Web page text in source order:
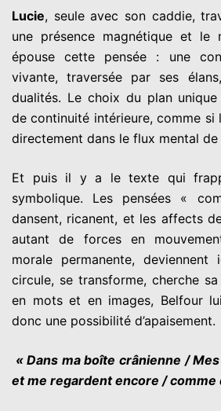
Lucie, seule avec son caddie,
une présence magnétique et le
épouse cette pensée : une
vivante, traversée par ses
dualités. Le choix du plan
de continuité intérieure, comme si
directement dans le flux mental de
Et puis il y a le texte qui
symbolique. Les pensées «
dansent, ricanent, et les affects
autant de forces en
morale permanente,
circule, se transforme, cherche
en mots et en images, Belfourlui
donc une possibilité d’apaisement.
« Dans ma boîte crânienne /
et me regardent encore / comme